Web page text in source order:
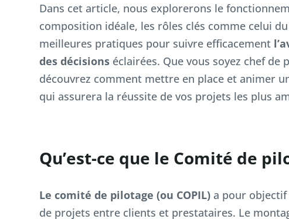
Dans cet article, nous explorerons le
composition idéale, les rôles clés comme celui du
meilleures pratiques pour suivre efficacement
des décisions éclairées. Que vous soyez chef
découvrez comment mettre en place et animer
qui assurera la réussite de vos projets les plus
Qu’est-ce que le Comité de
Le comité de pilotage (ou COPIL) a pour objectif
de projets entre clients et prestataires. Le